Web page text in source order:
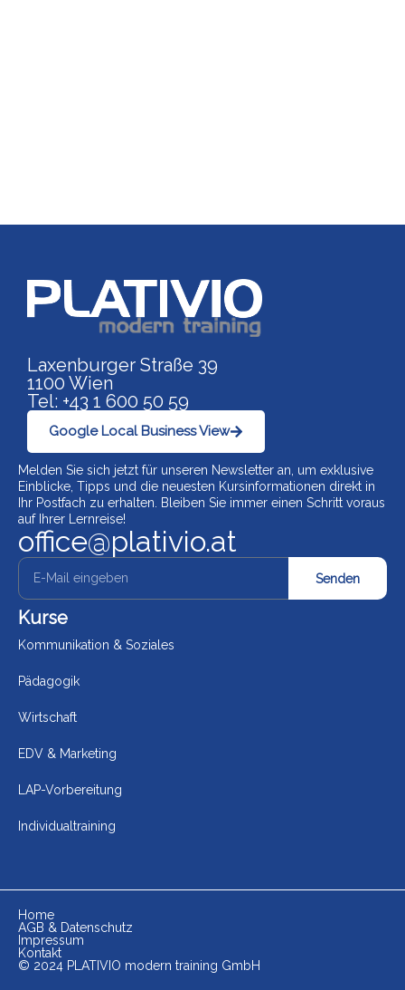
Link zu https://
Laxenburger Straße 39
1100 Wien
Tel: +43 1 600 50 59
Google Local Business View
Melden Sie sich jetzt für unseren Newsletter an, um exklusive
Einblicke, Tipps und die neuesten Kursinformationen direkt in
Ihr Postfach zu erhalten. Bleiben Sie immer einen Schritt voraus
auf Ihrer Lernreise!
office@plativio.at
Senden
Kurse
Kommunikation & Soziales
Pädagogik
Wirtschaft
EDV & Marketing
LAP-Vorbereitung
Individualtraining
Home
AGB & Datenschutz
Impressum
Kontakt
© 2024 PLATIVIO modern training GmbH